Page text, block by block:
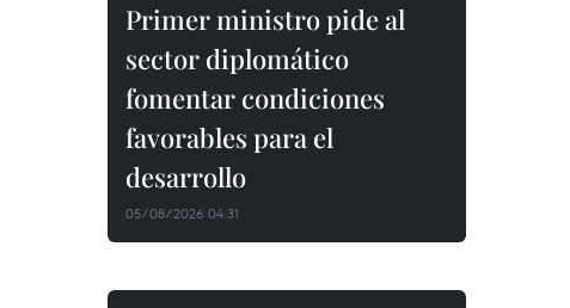
Primer ministro pide al
sector diplomático
fomentar condiciones
favorables para el
desarrollo
05/08/2026 04:31